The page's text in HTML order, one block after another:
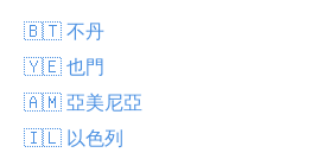
🇧🇹 不丹
🇾🇪 也門
🇦🇲 亞美尼亞
🇮🇱 以色列